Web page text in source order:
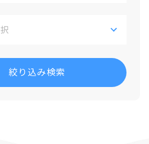
絞り込み検索